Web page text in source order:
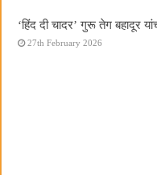
‘हिंद दी चादर’ गुरू तेग बहादूर
27th February 2026